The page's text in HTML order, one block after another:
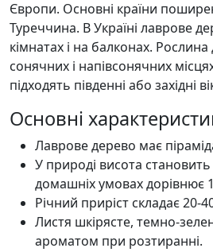
Європи. Основні країни
Туреччина. В Україні лаврове
кімнатах і на балконах.
сонячних і напівсонячних
підходять південні або західні
Основні
Лаврове дерево має
У природі висота
домашніх умовах дорівнює
Річний приріст складає 20-
Листя шкірясте, темно-
ароматом при розтиранні.